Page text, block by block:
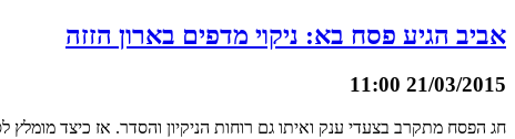
אביב הגיע פסח בא: ניקוי מדפים בארון הזזה
21/03/2015 11:00
חג הפסח מתקרב בצעדי ענק ואיתו גם רוחות הניקיון והסדר. אז כיצד